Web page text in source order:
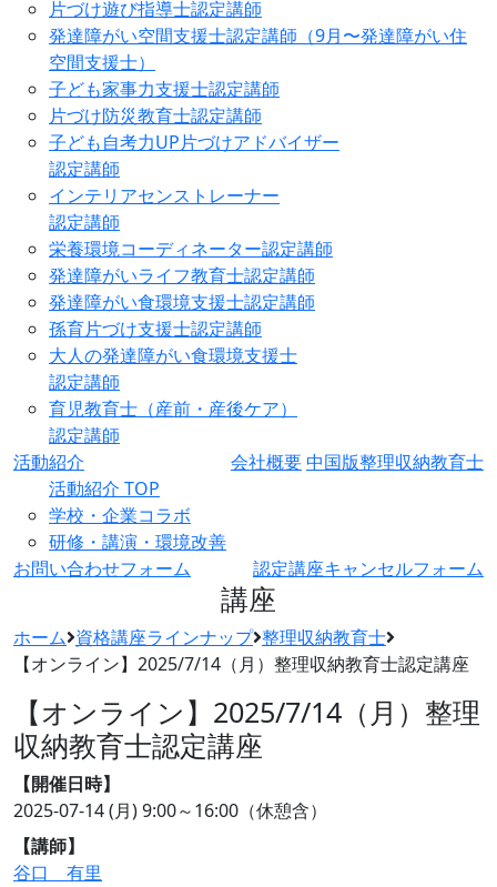
片づけ遊び指導士認定講師
発達障がい空間支援士認定講師（9月〜発達障がい住
空間支援士）
子ども家事力支援士認定講師
片づけ防災教育士認定講師
子ども自考力UP片づけアドバイザー
認定講師
インテリアセンストレーナー
認定講師
栄養環境コーディネーター認定講師
発達障がいライフ教育士認定講師
発達障がい食環境支援士認定講師
孫育片づけ支援士認定講師
大人の発達障がい食環境支援士
認定講師
育児教育士（産前・産後ケア）
認定講師
活動紹介
活動紹介 TOP
学校・企業コラボ
研修・講演・環境改善
会社概要中国版整理収納教育士
お問い合わせフォーム 認定講座キャンセルフォーム
講座
ホーム 資格講座ラインナップ 整理収納教育士
【オンライン】2025/7/14（月）整理収納教育士認定講座
【オンライン】2025/7/14（月）整理
収納教育士認定講座
【開催日時】
2025-07-14 (月)9:00～16:00（休憩含）
【講師】
谷口 有里